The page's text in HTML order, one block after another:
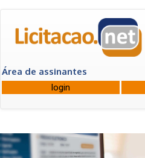
Área de assinantes